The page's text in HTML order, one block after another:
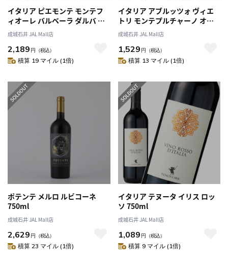
イタリア ピエモンテ モンテフ
ィオーレ バルベーラ ダルバ バ
リック 750ml
成城石井 JAL Mall店
2,189 円 （税込）
積算 19 マイル (1倍)
イタリア アブルッツォ ヴィエ
トリ モンテプルチャーノ オー
ガニック 750ml
成城石井 JAL Mall店
1,529 円 （税込）
積算 13 マイル (1倍)
ポテンテ メルロ ルビコーネ
750ml
成城石井 JAL Mall店
2,629 円 （税込）
積算 23 マイル (1倍)
イタリア テヌータ イリス ロッ
ソ 750ml
成城石井 JAL Mall店
1,089 円 （税込）
積算 9 マイル (1倍)